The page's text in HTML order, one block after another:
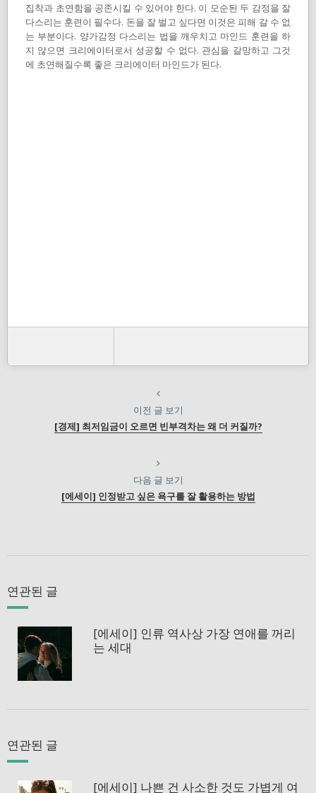
집착과 초연함을 공존시킬 수 있어야 한다. 이 모순된 두 감정을 잘
다스리는 훈련이 필수다. 돈을 잘 벌고 싶다면 이것은 피해 갈 수 없
는 부분이다. 양가감정 다스리는 법을 깨우치고 마인드 훈련을 하
지 않으면 크리에이터로서 성공할 수 없다. 관심을 갈망하고 그것
에 초연해질수록 좋은 크리에이터 마인드가 된다.
이전 글 보기
[경제] 최저임금이 오르면 빈부격차는 왜 더 커질까?
다음 글 보기
[에세이] 인정받고 싶은 욕구를 잘 활용하는 방법
연관된 글
[에세이] 인류 역사상 가장 연애를 꺼리
는 세대
연관된 글
[에세이] 나쁜 건 사소한 것도 가볍게 여